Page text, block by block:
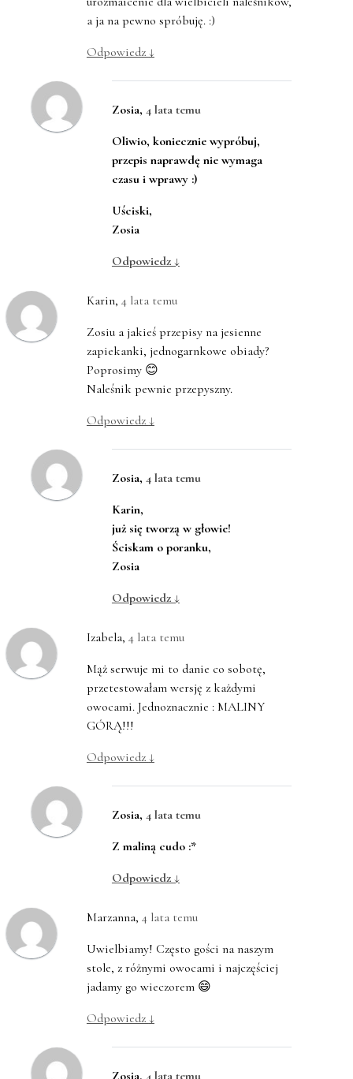
a ja na pewno spróbuję. :)
Odpowiedz ↓
Zosia, 4 lata temu
Oliwio, koniecznie wypróbuj,
przepis naprawdę nie wymaga
czasu i wprawy :)
Uściski,
Zosia
Odpowiedz ↓
Karin, 4 lata temu
Zosiu a jakieś przepisy na jesienne
zapiekanki, jednogarnkowe obiady?
Poprosimy 😊
Naleśnik pewnie przepyszny.
Odpowiedz ↓
Zosia, 4 lata temu
Karin,
już się tworzą w głowie!
Ściskam o poranku,
Zosia
Odpowiedz ↓
Izabela, 4 lata temu
Mąż serwuje mi to danie co sobotę,
przetestowałam wersję z każdymi
owocami. Jednoznacznie : MALINY
GÓRĄ!!!
Odpowiedz ↓
Zosia, 4 lata temu
Z maliną cudo :*
Odpowiedz ↓
Marzanna, 4 lata temu
Uwielbiamy! Często gości na naszym
stole, z różnymi owocami i najczęściej
jadamy go wieczorem 😄
Odpowiedz ↓